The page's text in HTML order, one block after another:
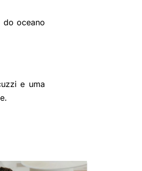
do oceano
e uma